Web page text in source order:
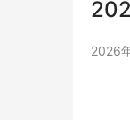
2026